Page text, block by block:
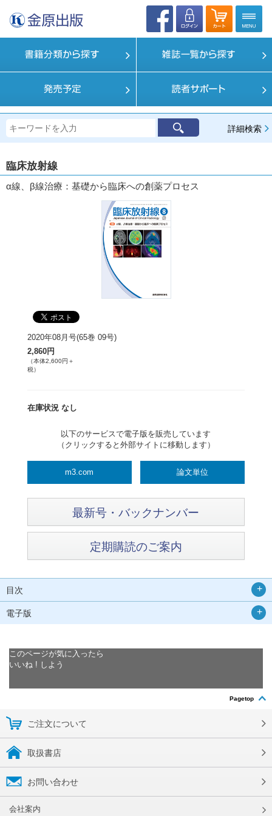
詳細検索
臨床放射線
α線、β線治療：基礎から臨床への創薬プロセス
2020年08月号(65巻 09号)
2,860円
（本体2,600円＋
税）
在庫状況 なし
以下のサービスで電子版を販売しています
（クリックすると外部サイトに移動します）
m3.com 論文単位
最新号・バックナンバー
定期購読のご案内
目次
電子版
このページが気に入ったら
いいね ! しよう
Pagetop
ご注文について
取扱書店
お問い合わせ
会社案内